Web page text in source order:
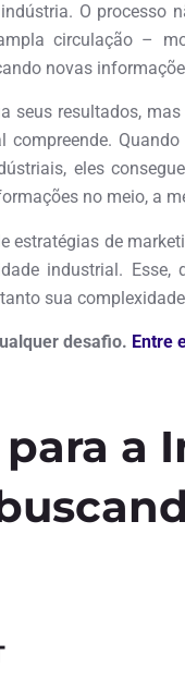
O processo
circulação –
novas
seus resultados,
eles
no meio, a
estratégias de
industrial.
sua
desafio. Entre
a